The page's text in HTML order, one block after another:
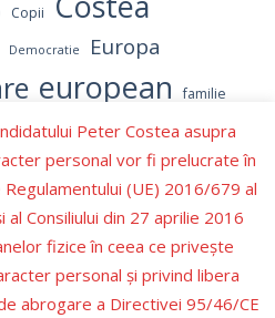
Copii
Democratie Europa
european familie
Israel LGBT
OMS parlament
European
Peter Costea PNL
carte Romania Schengen
Peter Costea asupra
personal vor fi prelucrate în
(UE) 2016/679 al
al Consiliului din 27 aprilie 2016
fizice în ceea ce priveşte
personal şi privind libera
abrogare a Directivei 95/46/CE